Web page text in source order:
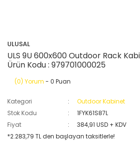
ULUSAL
ULS 9U 600x600 Outdoor Rack
Ürün Kodu : 979701000025
(0) Yorum - 0 Puan
Kategori
Outdoor Kabinet
Stok Kodu
1FYK61S87L
Fiyat
384,91 USD + KDV
*2.283,79 TL den başlayan taksitlerle!